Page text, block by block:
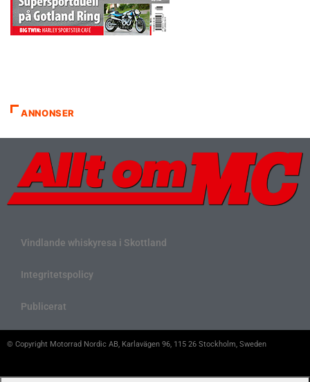
ANNONSER
Vindlande whiskyresa i Skottland
Integritetspolicy
Publicerat
© Copyright Motorrad Nordic AB, Karlavägen 96, 115 26 Stockholm, Sweden